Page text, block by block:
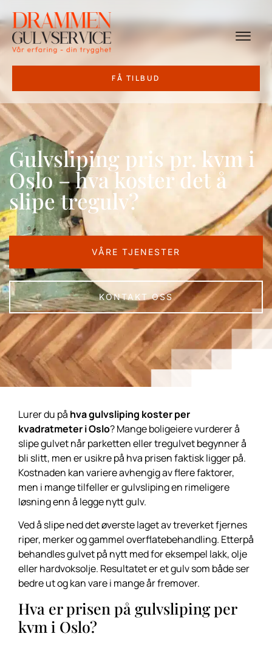
FÅ TILBUD
Gulvsliping pris pr. kvm i
Oslo – hva koster det å
slipe tregulv?
VÅRE TJENESTER
KONTAKT OSS
Lurer du på hva gulvsliping koster per
kvadratmeter i Oslo? Mange boligeiere vurderer å
slipe gulvet når parketten eller tregulvet begynner å
bli slitt, men er usikre på hva prisen faktisk ligger på.
Kostnaden kan variere avhengig av flere faktorer,
men i mange tilfeller er gulvsliping en rimeligere
løsning enn å legge nytt gulv.
Ved å slipe ned det øverste laget av treverket fjernes
riper, merker og gammel overflatebehandling. Etterpå
behandles gulvet på nytt med for eksempel lakk, olje
eller hardvoksolje. Resultatet er et gulv som både ser
bedre ut og kan vare i mange år fremover.
Hva er prisen på gulvsliping per
kvm i Oslo?